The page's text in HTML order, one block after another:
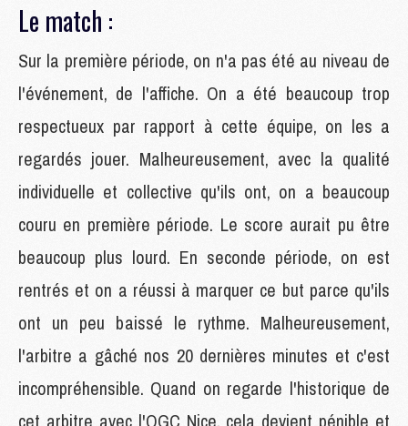
Le match :
Sur la première période, on n'a pas été au niveau de
l'événement, de l'affiche. On a été beaucoup trop
respectueux par rapport à cette équipe, on les a
regardés jouer. Malheureusement, avec la qualité
individuelle et collective qu'ils ont, on a beaucoup
couru en première période. Le score aurait pu être
beaucoup plus lourd. En seconde période, on est
rentrés et on a réussi à marquer ce but parce qu'ils
ont un peu baissé le rythme. Malheureusement,
l'arbitre a gâché nos 20 dernières minutes et c'est
incompréhensible. Quand on regarde l'historique de
cet arbitre avec l'OGC Nice, cela devient pénible et